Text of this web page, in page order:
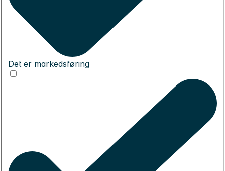
Det er markedsføring